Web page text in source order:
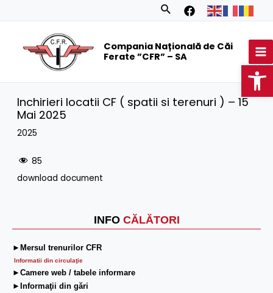
Search
Compania Națională de Căi
Ferate ”CFR” – SA
INFO CĂLĂTORI
►Mersul trenurilor CFR
Informatii din circulaţie
►Camere web / tabele informare
►Informaţii din gări
Inchirieri locatii CF ( spatii si terenuri ) – 15
Mai 2025
2025
85
download document